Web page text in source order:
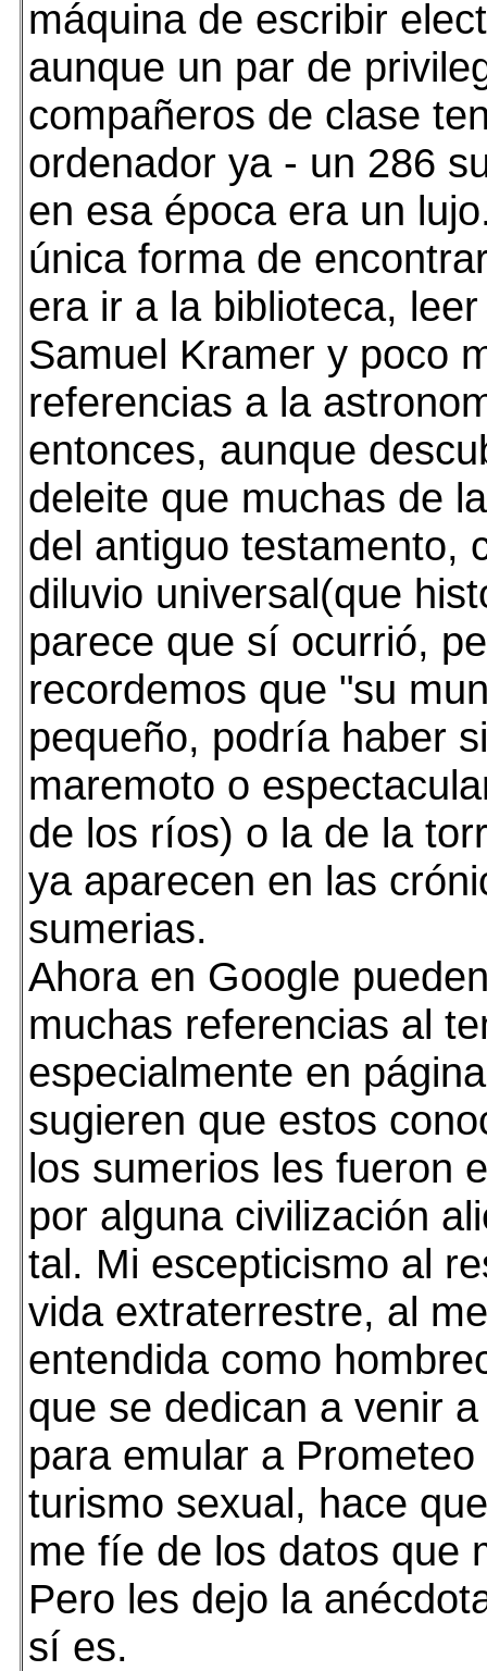
máquina de escribir
aunque un par de
compañeros de clase
ordenador ya - un 286
en esa época era un
única forma de
era ir a la biblioteca,
Samuel Kramer y poco
referencias a la
entonces, aunque
deleite que muchas de
del antiguo testamento,
diluvio universal(que
parece que sí ocurrió,
recordemos que "su
pequeño, podría haber
maremoto o
de los ríos) o la de la
ya aparecen en las
sumerias.
Ahora en Google
muchas referencias al
especialmente en
sugieren que estos
los sumerios les fueron
por alguna civilización
tal. Mi escepticismo al
vida extraterrestre, al
entendida como
que se dedican a venir
para emular a
turismo sexual, hace
me fíe de los datos que
Pero les dejo la
sí es.